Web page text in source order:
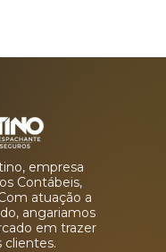
empresa
Contábeis,
atuação a
angariamos
em trazer
clientes.